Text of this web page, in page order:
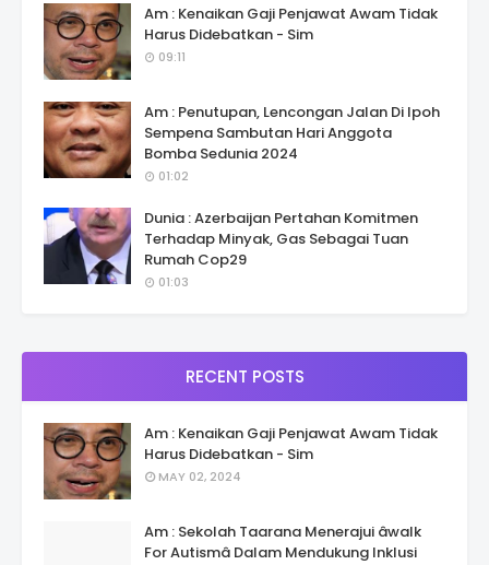
Am : Kenaikan Gaji Penjawat Awam Tidak
Harus Didebatkan - Sim
09:11
Am : Penutupan, Lencongan Jalan Di Ipoh
Sempena Sambutan Hari Anggota
Bomba Sedunia 2024
01:02
Dunia : Azerbaijan Pertahan Komitmen
Terhadap Minyak, Gas Sebagai Tuan
Rumah Cop29
01:03
RECENT POSTS
Am : Kenaikan Gaji Penjawat Awam Tidak
Harus Didebatkan - Sim
MAY 02, 2024
Am : Sekolah Taarana Menerajui âwalk
For Autismâ Dalam Mendukung Inklusi